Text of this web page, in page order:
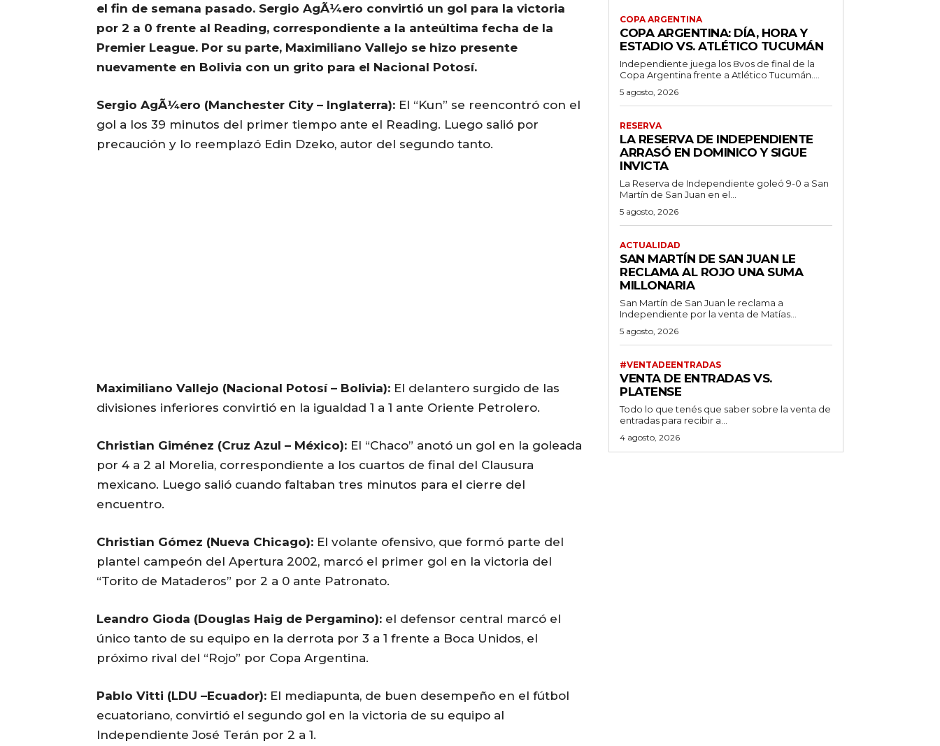
el fin de semana pasado. Sergio AgÃ¼ero convirtió un gol para la victoria
por 2 a 0 frente al Reading, correspondiente a la anteúltima fecha de la
Premier League. Por su parte, Maximiliano Vallejo se hizo presente
nuevamente en Bolivia con un grito para el Nacional Potosí.
Sergio AgÃ¼ero (Manchester City – Inglaterra): El “Kun” se reencontró con el
gol a los 39 minutos del primer tiempo ante el Reading. Luego salió por
precaución y lo reemplazó Edin Dzeko, autor del segundo tanto.
Maximiliano Vallejo (Nacional Potosí – Bolivia): El delantero surgido de las
divisiones inferiores convirtió en la igualdad 1 a 1 ante Oriente Petrolero.
Christian Giménez (Cruz Azul – México): El “Chaco” anotó un gol en la goleada
por 4 a 2 al Morelia, correspondiente a los cuartos de final del Clausura
mexicano. Luego salió cuando faltaban tres minutos para el cierre del
encuentro.
Christian Gómez (Nueva Chicago): El volante ofensivo, que formó parte del
plantel campeón del Apertura 2002, marcó el primer gol en la victoria del
“Torito de Mataderos” por 2 a 0 ante Patronato.
Leandro Gioda (Douglas Haig de Pergamino): el defensor central marcó el
único tanto de su equipo en la derrota por 3 a 1 frente a Boca Unidos, el
próximo rival del “Rojo” por Copa Argentina.
Pablo Vitti (LDU –Ecuador): El mediapunta, de buen desempeño en el fútbol
ecuatoriano, convirtió el segundo gol en la victoria de su equipo al
Independiente José Terán por 2 a 1.
COPA ARGENTINA
COPA ARGENTINA: DÍA, HORA Y
ESTADIO VS. ATLÉTICO TUCUMÁN
Independiente juega los 8vos de final de la
Copa Argentina frente a Atlético Tucumán....
5 agosto, 2026
RESERVA
LA RESERVA DE INDEPENDIENTE
ARRASÓ EN DOMINICO Y SIGUE
INVICTA
La Reserva de Independiente goleó 9-0 a San
Martín de San Juan en el...
5 agosto, 2026
ACTUALIDAD
SAN MARTÍN DE SAN JUAN LE
RECLAMA AL ROJO UNA SUMA
MILLONARIA
San Martín de San Juan le reclama a
Independiente por la venta de Matías...
5 agosto, 2026
#VENTADEENTRADAS
VENTA DE ENTRADAS VS.
PLATENSE
Todo lo que tenés que saber sobre la venta de
entradas para recibir a...
4 agosto, 2026